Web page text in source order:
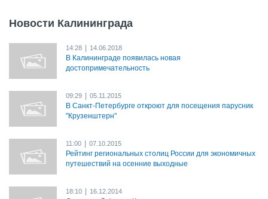
Новости Калининграда
14:28 14.06.2018
В Калининграде появилась новая
достопримечательность
09:29 05.11.2015
В Санкт-Петербурге откроют для посещения парусник
"Крузенштерн"
11:00 07.10.2015
Рейтинг региональных столиц России для экономичных
путешествий на осенние выходные
18:10 16.12.2014